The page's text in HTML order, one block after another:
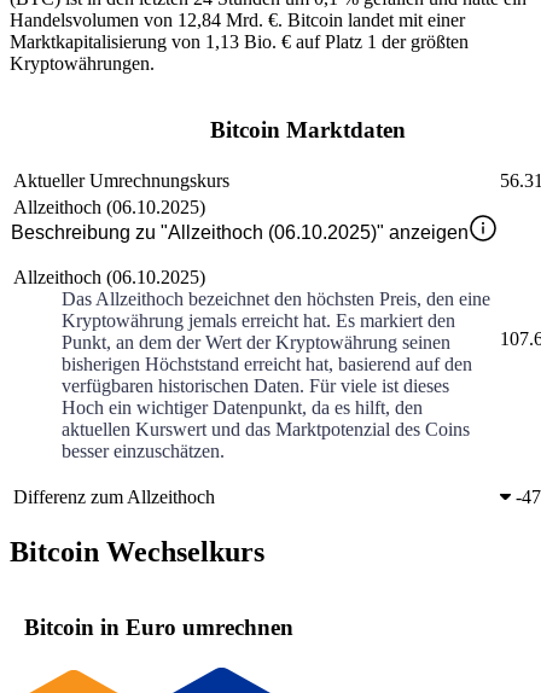
Handelsvolumen von 12,84 Mrd. €. Bitcoin landet mit einer
Marktkapitalisierung von 1,13 Bio. € auf Platz 1 der größten
Kryptowährungen.
Bitcoin Marktdaten
Aktueller Umrechnungskurs
Allzeithoch (06.10.2025)
Beschreibung zu "Allzeithoch (06.10.2025)" anzeigen
Allzeithoch (06.10.2025)
Das Allzeithoch bezeichnet den höchsten Preis, den eine
Kryptowährung jemals erreicht hat. Es markiert den
Punkt, an dem der Wert der Kryptowährung seinen
bisherigen Höchststand erreicht hat, basierend auf den
verfügbaren historischen Daten. Für viele ist dieses
Hoch ein wichtiger Datenpunkt, da es hilft, den
aktuellen Kurswert und das Marktpotenzial des Coins
besser einzuschätzen.
Differenz zum Allzeithoch -
Bitcoin Wechselkurs
Bitcoin in Euro umrechnen